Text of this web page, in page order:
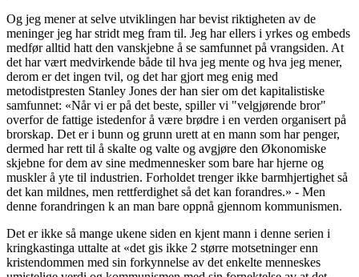
Og jeg mener at selve utviklingen har bevist riktigheten av de
meninger jeg har stridt meg fram til. Jeg har ellers i yrkes og embeds
medfør alltid hatt den vanskjebne å se samfunnet på vrangsiden. At
det har vært medvirkende både til hva jeg mente og hva jeg mener,
derom er det ingen tvil, og det har gjort meg enig med
metodistpresten Stanley Jones der han sier om det kapitalistiske
samfunnet: «Når vi er på det beste, spiller vi "velgjørende bror"
overfor de fattige istedenfor å være brødre i en verden organisert på
brorskap. Det er i bunn og grunn urett at en mann som har penger,
dermed har rett til å skalte og valte og av­gjøre den Økonomiske
skjebne for dem av sine medmennesker som bare har hjerne og
muskler å yte til industrien. Forholdet trenger ikke barmhjertighet så
det kan mildnes, men rettferdighet så det kan forandres.» - Men
denne forandringen k an man bare oppnå gjennom kommunismen.
Det er ikke så mange ukene siden en kjent mann i denne serien i
kringkastinga uttalte at «det gis ikke 2 større motsetninger enn
kristendommen med sin forkynnelse av det enkelte menneskes